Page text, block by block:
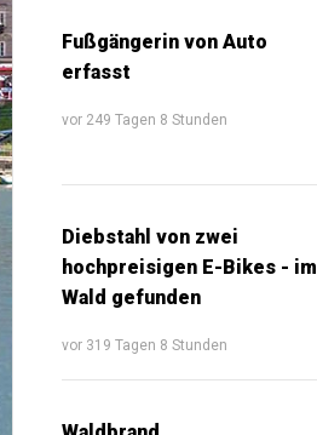
Fußgängerin von Auto
erfasst
vor 249 Tagen 8 Stunden
Diebstahl von zwei
hochpreisigen E-Bikes - im
Wald gefunden
vor 319 Tagen 8 Stunden